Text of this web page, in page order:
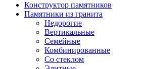
Конструктор памятников
Памятники из гранита
Недорогие
Вертикальные
Семейные
Комбинированные
Со стеклом